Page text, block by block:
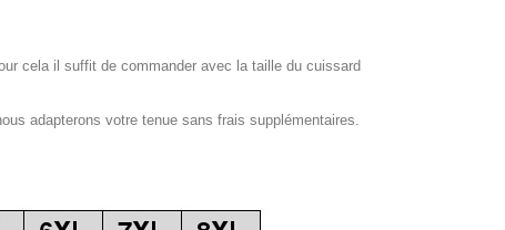
cela il suffit de commander avec la taille du cuissard
adapterons votre tenue sans frais supplémentaires.